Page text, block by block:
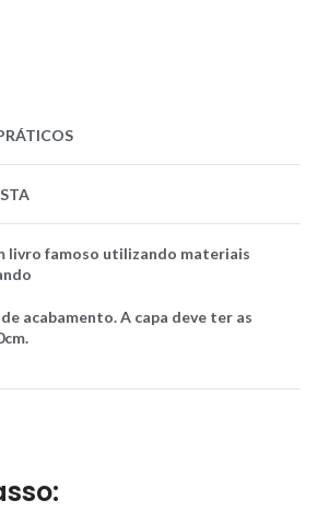
livro famoso utilizando materiais
acabamento. A capa deve ter as